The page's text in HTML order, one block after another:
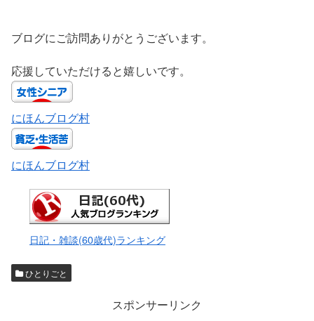
ブログにご訪問ありがとうございます。
応援していただけると嬉しいです。
にほんブログ村
にほんブログ村
日記・雑談(60歳代)ランキング
ひとりごと
スポンサーリンク